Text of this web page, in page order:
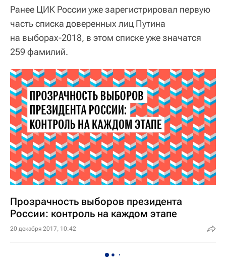
Ранее ЦИК России уже зарегистрировал первую
часть списка доверенных лиц Путина
на выборах-2018, в этом списке уже значатся
259 фамилий.
Прозрачность выборов президента
России: контроль на каждом этапе
20 декабря 2017, 10:42